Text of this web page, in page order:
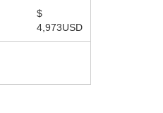
$
4,973USD